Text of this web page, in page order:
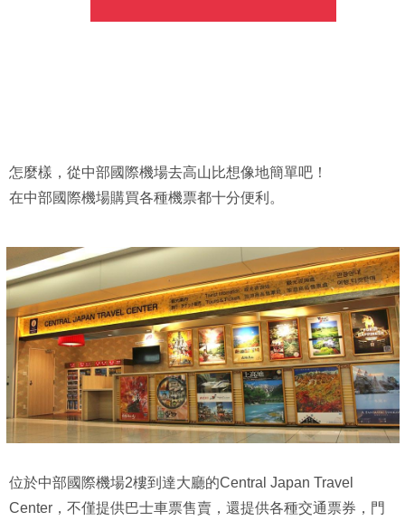
怎麼樣，從中部國際機場去高山比想像地簡單吧！
在中部國際機場購買各種機票都十分便利。
位於中部國際機場2樓到達大廳的Central Japan Travel
Center，不僅提供巴士車票售賣，還提供各種交通票券，門